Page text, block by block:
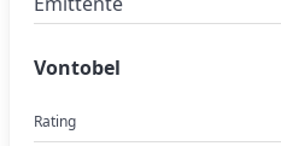
Vontobel
Rating